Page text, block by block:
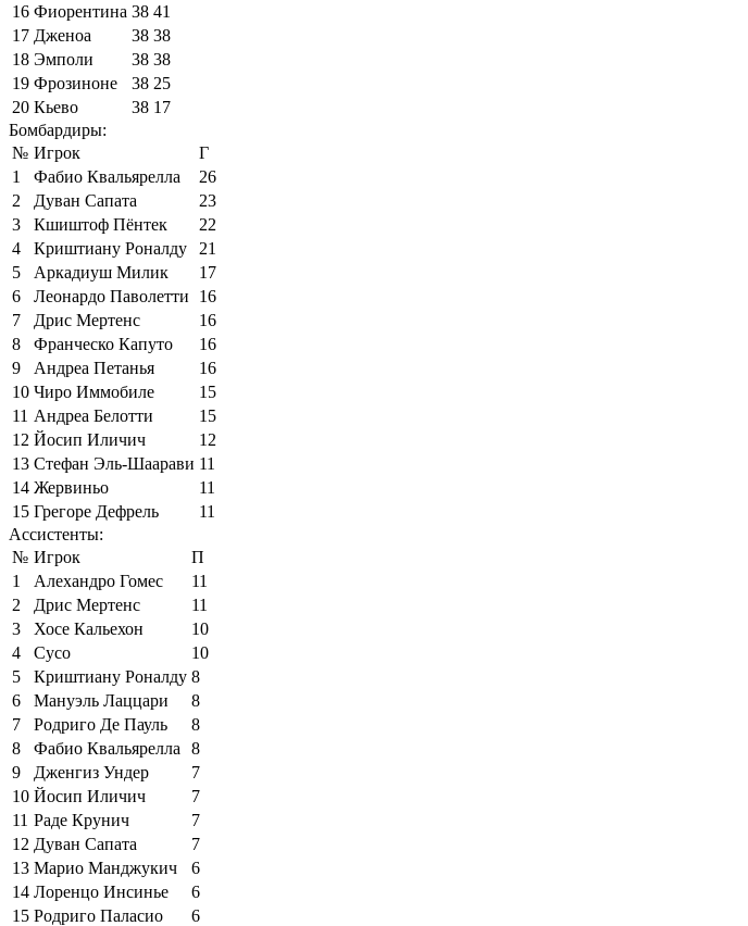
16 Фиорентина 38 41
17 Дженоа 38 38
18 Эмполи 38 38
19 Фрозиноне 38 25
20 Кьево 38 17
Бомбардиры:
№ Игрок
Г
1
Фабио Квальярелла
26
2
Дуван Сапата
23
3
Кшиштоф Пёнтек
22
4
Криштиану Роналду
21
5
Аркадиуш Милик
17
6
Леонардо Паволетти
16
7
Дрис Мертенс
16
8
Франческо Капуто
16
9
Андреа Петанья
16
10 Чиро Иммобиле
15
11 Андреа Белотти
15
12 Йосип Иличич
12
13 Стефан Эль-Шаарави 11
14 Жервиньо
11
15 Грегоре Дефрель
11
Ассистенты:
№ Игрок
П
1
Алехандро Гомес
11
2
Дрис Мертенс
11
3
Хосе Кальехон
10
4
Сусо
10
5
Криштиану Роналду 8
6
Мануэль Лаццари
8
7
Родриго Де Пауль
8
8
Фабио Квальярелла
8
9
Дженгиз Ундер
7
10 Йосип Иличич
7
11 Раде Крунич
7
12 Дуван Сапата
7
13 Марио Манджукич
6
14 Лоренцо Инсинье
6
15 Родриго Паласио
6